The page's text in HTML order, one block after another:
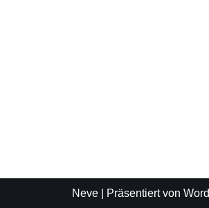
Neve | Präsentiert von